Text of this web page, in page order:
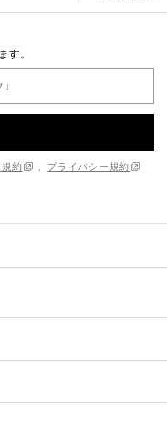
す。
約
プライバシー規約